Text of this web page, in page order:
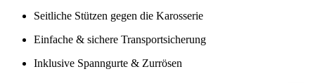
Seitliche Stützen gegen die Karosserie
Einfache & sichere Transportsicherung
Inklusive Spanngurte & Zurrösen